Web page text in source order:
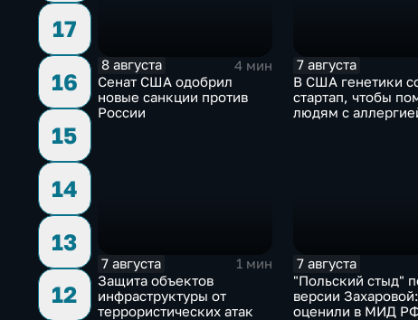
17
16
15
14
13
12
8 августа
4 мин
Сенат США одобрил
новые санкции против
России
7 августа
В США генетики
стартап, чтобы
людям с
7 августа
1 мин
Защита объектов
инфраструктуры от
террористических атак
7 августа
"Польский стыд"
версии
оценили в МИД